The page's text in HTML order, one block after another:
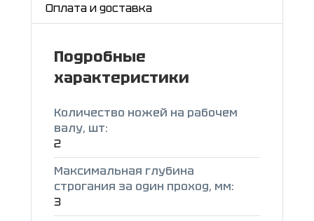
Оплата и доставка
Подробные
характеристики
Количество ножей на рабочем
валу, шт:
2
Максимальная глубина
строгания за один проход, мм:
3